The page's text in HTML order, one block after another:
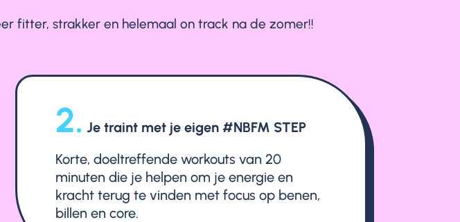
fitter, strakker en helemaal on track na de zomer!!
2. Je traint met je eigen #NBFM STEP
Korte, doeltreffende workouts van 20
minuten die je helpen om je energie en
kracht terug te vinden met focus op benen,
billen en core.